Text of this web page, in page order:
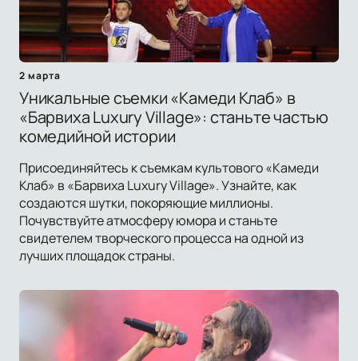
2 марта
Уникальные съемки «Камеди Клаб» в
«Барвиха Luxury Village»: станьте частью
комедийной истории
Присоединяйтесь к съемкам культового «Камеди
Клаб» в «Барвиха Luxury Village». Узнайте, как
создаются шутки, покоряющие миллионы.
Почувствуйте атмосферу юмора и станьте
свидетелем творческого процесса на одной из
лучших площадок страны.